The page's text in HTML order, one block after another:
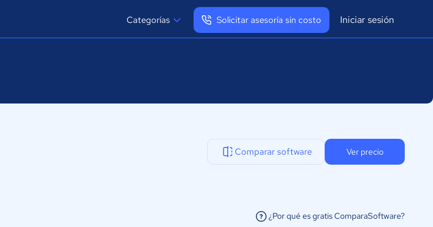
Categorías Solicitar asesoría sin costo Iniciar sesión
Comparar software Ver precio
¿Por qué es gratis ComparaSoftware?